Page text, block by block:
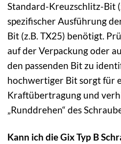
Standard-Kreuzschlitz-Bit
spezifischer Ausführung
Bit (z.B. TX25) benötigt.
auf der Verpackung oder
den passenden Bit zu
hochwertiger Bit sorgt für
Kraftübertragung und
„Runddrehen“ des
Kann ich die Gix Typ B